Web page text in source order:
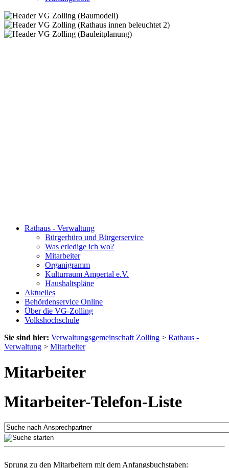
Rathaus - Verwaltung
Bürgerbüro und Bürgerservice
Was erledige ich wo?
Mitarbeiter
Organigramm
Kulturraum Ampertal e.V.
Haushaltspläne
Aktuelles
Behördenservice Online
Über die VG-Zolling
Volkshochschule
Sie sind hier: Verwaltungsgemeinschaft Zolling > Rathaus -
Verwaltung > Mitarbeiter
Mitarbeiter
Mitarbeiter-Telefon-Liste
Sprung zu den Mitarbeitern mit dem Anfangsbuchstaben: